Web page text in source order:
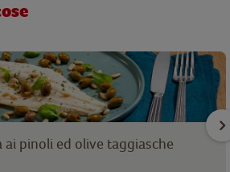
ai pinoli ed olive taggiasche